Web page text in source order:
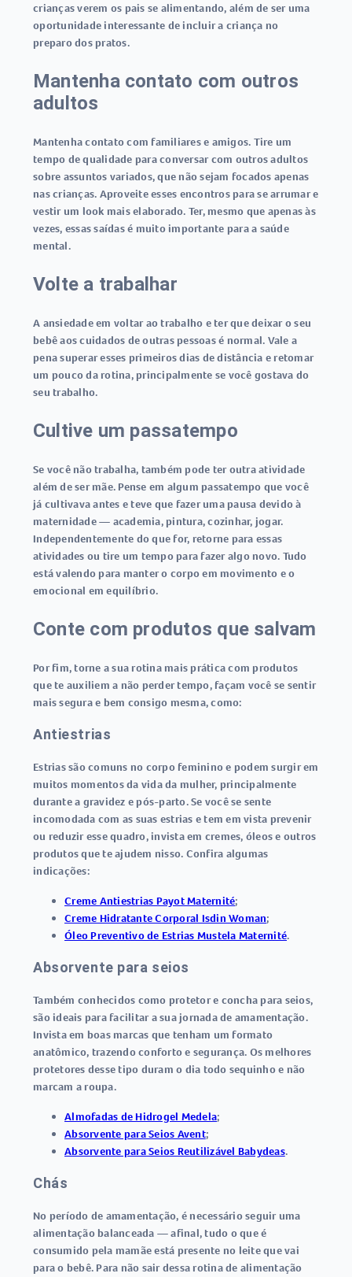
crianças verem os pais se alimentando, além de ser uma
oportunidade interessante de incluir a criança no
preparo dos pratos.
Mantenha contato com outros
adultos
Mantenha contato com familiares e amigos. Tire um
tempo de qualidade para conversar com outros adultos
sobre assuntos variados, que não sejam focados apenas
nas crianças. Aproveite esses encontros para se arrumar e
vestir um look mais elaborado. Ter, mesmo que apenas às
vezes, essas saídas é muito importante para a saúde
mental.
Volte a trabalhar
A ansiedade em voltar ao trabalho e ter que deixar o seu
bebê aos cuidados de outras pessoas é normal. Vale a
pena superar esses primeiros dias de distância e retomar
um pouco da rotina, principalmente se você gostava do
seu trabalho.
Cultive um passatempo
Se você não trabalha, também pode ter outra atividade
além de ser mãe. Pense em algum passatempo que você
já cultivava antes e teve que fazer uma pausa devido à
maternidade — academia, pintura, cozinhar, jogar.
Independentemente do que for, retorne para essas
atividades ou tire um tempo para fazer algo novo. Tudo
está valendo para manter o corpo em movimento e o
emocional em equilíbrio.
Conte com produtos que salvam
Por fim, torne a sua rotina mais prática com produtos
que te auxiliem a não perder tempo, façam você se sentir
mais segura e bem consigo mesma, como:
Antiestrias
Estrias são comuns no corpo feminino e podem surgir em
muitos momentos da vida da mulher, principalmente
durante a gravidez e pós-parto. Se você se sente
incomodada com as suas estrias e tem em vista prevenir
ou reduzir esse quadro, invista em cremes, óleos e outros
produtos que te ajudem nisso. Confira algumas
indicações:
Creme Antiestrias Payot Maternité;
Creme Hidratante Corporal Isdin Woman;
Óleo Preventivo de Estrias Mustela Maternité.
Absorvente para seios
Também conhecidos como protetor e concha para seios,
são ideais para facilitar a sua jornada de amamentação.
Invista em boas marcas que tenham um formato
anatômico, trazendo conforto e segurança. Os melhores
protetores desse tipo duram o dia todo sequinho e não
marcam a roupa.
Almofadas de Hidrogel Medela;
Absorvente para Seios Avent;
Absorvente para Seios Reutilizável Babydeas.
Chás
No período de amamentação, é necessário seguir uma
alimentação balanceada — afinal, tudo o que é
consumido pela mamãe está presente no leite que vai
para o bebê. Para não sair dessa rotina de alimentação